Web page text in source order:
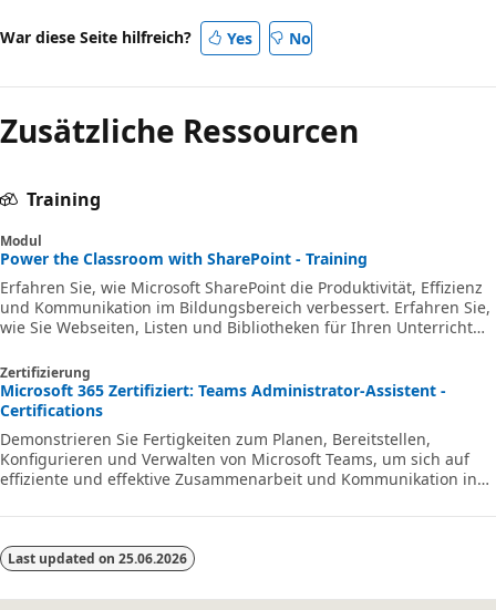
War diese Seite hilfreich? Yes No
Zusätzliche Ressourcen
Training
Modul
Power the Classroom with SharePoint - Training
Erfahren Sie, wie Microsoft SharePoint die Produktivität, Effizienz
und Kommunikation im Bildungsbereich verbessert. Erfahren Sie,
wie Sie Webseiten, Listen und Bibliotheken für Ihren Unterricht
Zertifizierung
Microsoft 365 Zertifiziert: Teams Administrator-Assistent -
Certifications
Demonstrieren Sie Fertigkeiten zum Planen, Bereitstellen,
Konfigurieren und Verwalten von Microsoft Teams, um sich auf
effiziente und effektive Zusammenarbeit und Kommunikation in
Last updated on 25.06.2026